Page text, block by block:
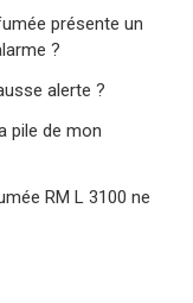
présente un
?
alerte ?
pile de mon
RM L 3100 ne